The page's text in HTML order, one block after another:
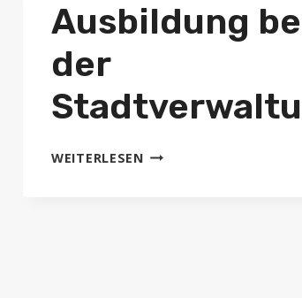
Ausbildung
der
WEITERLESENAUSBILDUNG